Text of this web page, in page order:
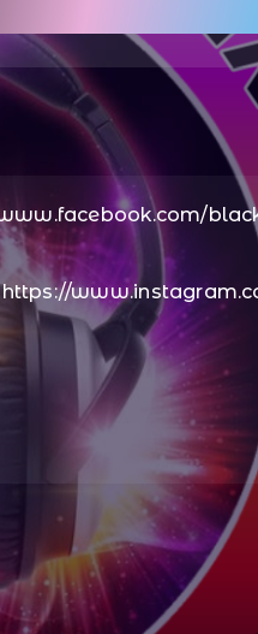
https://